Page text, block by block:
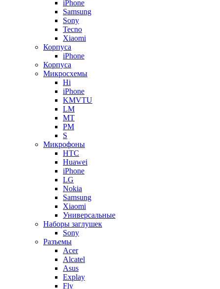
iPhone
Samsung
Sony
Tecno
Xiaomi
Корпуса
iPhone
Корпуса
Микросхемы
Hi
iPhone
KMVTU
LM
MT
PM
S
Микрофоны
HTC
Huawei
iPhone
LG
Nokia
Samsung
Xiaomi
Универсальные
Наборы заглушек
Sony
Разъемы
Acer
Alcatel
Asus
Explay
Fly